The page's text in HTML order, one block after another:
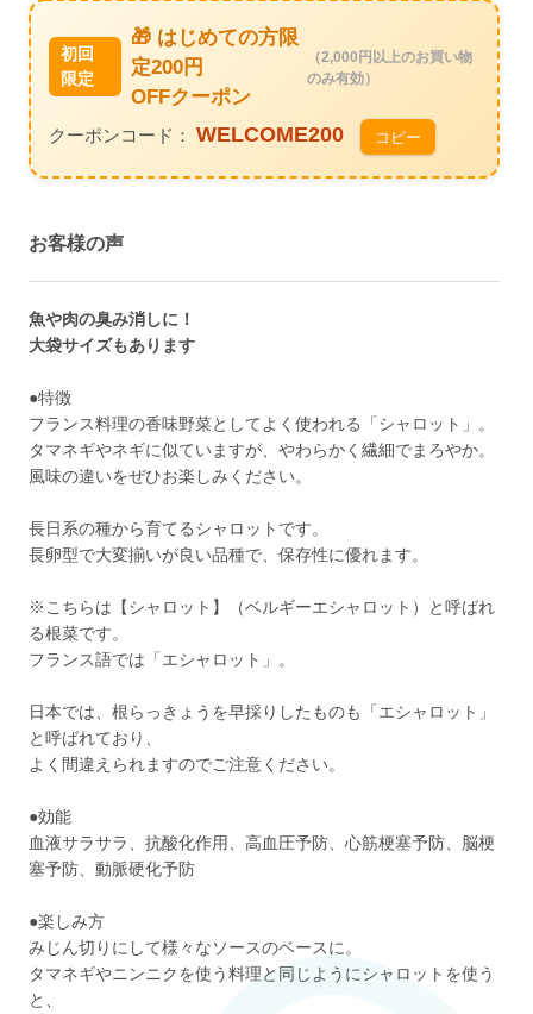
初回
限定
🎁 はじめての方限
定200円
OFFクーポン
（2,000円以上のお買い物
のみ有効）
クーポンコード：WELCOME200 コピー
お客様の声
魚や肉の臭み消しに！
大袋サイズもあります
●特徴
フランス料理の香味野菜としてよく使われる「シャロット」。
タマネギやネギに似ていますが、やわらかく繊細でまろやか。
風味の違いをぜひお楽しみください。
長日系の種から育てるシャロットです。
長卵型で大変揃いが良い品種で、保存性に優れます。
※こちらは【シャロット】（ベルギーエシャロット）と呼ばれ
る根菜です。
フランス語では「エシャロット」。
日本では、根らっきょうを早採りしたものも「エシャロット」
と呼ばれており、
よく間違えられますのでご注意ください。
●効能
血液サラサラ、抗酸化作用、高血圧予防、心筋梗塞予防、脳梗
塞予防、動脈硬化予防
●楽しみ方
みじん切りにして様々なソースのベースに。
タマネギやニンニクを使う料理と同じようにシャロットを使う
と、